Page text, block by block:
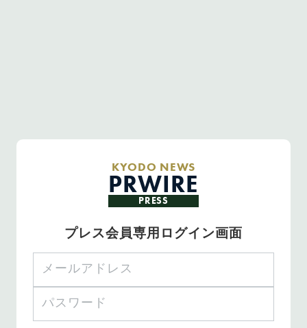
KYODO NEWS
PRWIRE
PRESS
プレス会員専用ログイン画面